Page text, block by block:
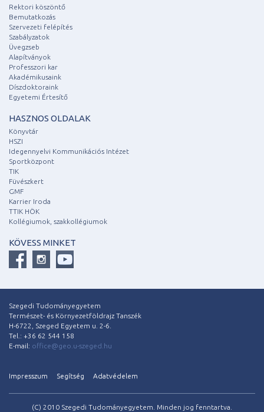
Rektori köszöntő
Bemutatkozás
Szervezeti felépítés
Szabályzatok
Üvegzseb
Alapítványok
Professzori kar
Akadémikusaink
Díszdoktoraink
Egyetemi Értesítő
HASZNOS OLDALAK
Könyvtár
HSZI
Idegennyelvi Kommunikációs Intézet
Sportközpont
TIK
Füvészkert
GMF
Karrier Iroda
TTIK HÖK
Kollégiumok, szakkollégiumok
KÖVESS MINKET
Szegedi Tudományegyetem
Természet- és Környezetföldrajz Tanszék
H-6722, Szeged Egyetem u. 2-6.
Tel.: +36 62 544 158
E-mail: office@geo.u-szeged.hu
Impresszum Segítség Adatvédelem
(C) 2010 Szegedi Tudományegyetem. Minden jog fenntartva.